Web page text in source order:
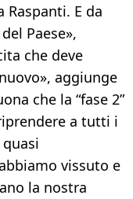
E da
Paese»,
che deve
aggiunge
che la “fase 2”
a tutti i
vissuto e
la nostra